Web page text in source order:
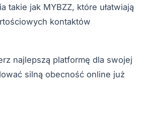
takie jak MYBZZ, które ułatwiają
kontaktów
najlepszą platformę dla swojej
silną obecność online już